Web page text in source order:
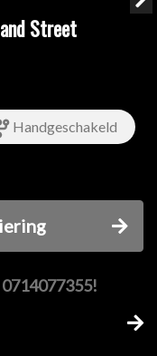
Street
Handgeschakeld